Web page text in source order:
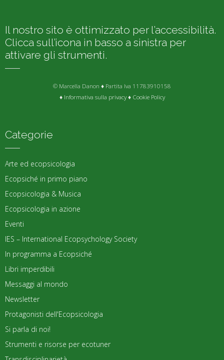
Il nostro sito è ottimizzato per l’accessibilità.
Clicca sull’icona in basso a sinistra per
attivare gli strumenti.
© Marcella Danon ♦ Partita Iva 11783910158
♦ Informativa sulla privacy♦ Cookie Policy
Categorie
Arte ed ecopsicologia
Ecopsiché in primo piano
Ecopsicologia & Musica
Ecopsicologia in azione
Eventi
IES – International Ecopsychology Society
In programma a Ecopsiché
Libri imperdibili
Messaggi al mondo
Newsletter
Protagonisti dell'Ecopsicologia
Si parla di noi!
Strumenti e risorse per ecotuner